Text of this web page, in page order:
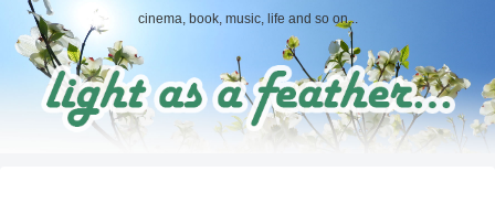
cinema, book, music, life and so on...